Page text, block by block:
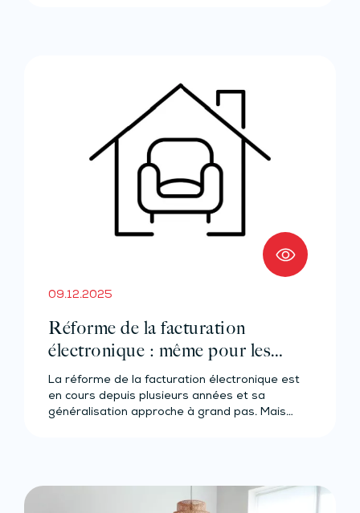
09.12.2025
Réforme de la facturation
électronique : même pour les
loueurs en meublé ?
La réforme de la facturation électronique est
en cours depuis plusieurs années et sa
généralisation approche à grand pas. Mais…